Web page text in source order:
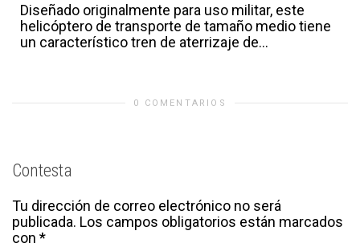
Diseñado originalmente para uso militar, este
helicóptero de transporte de tamaño medio tiene
un característico tren de aterrizaje de...
0 COMENTARIOS
Contesta
Tu dirección de correo electrónico no será
publicada. Los campos obligatorios están marcados
con *